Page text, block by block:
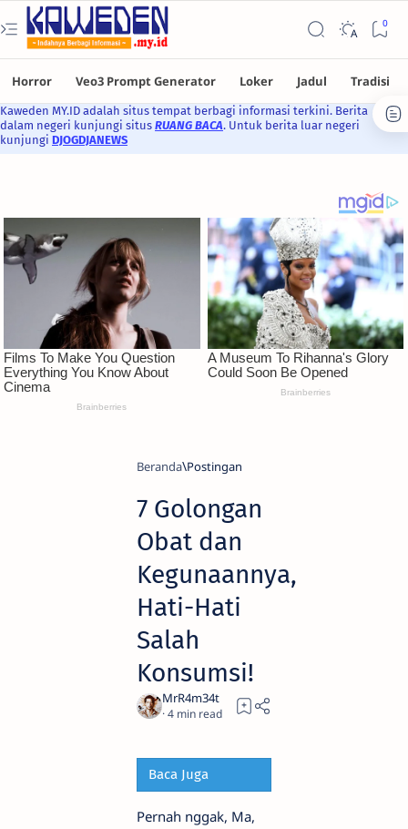
Kaweden MY.ID adalah situs tempat berbagi informasi terkini. Berita
dalam negeri kunjungi situs RUANG BACA. Untuk berita luar negeri
kunjungi DJOGDJANEWS
Beranda
7 Golongan
Obat dan
Kegunaannya,
Hati-Hati
Salah
Konsumsi!
4
Baca Juga
Pernah nggak, Ma,